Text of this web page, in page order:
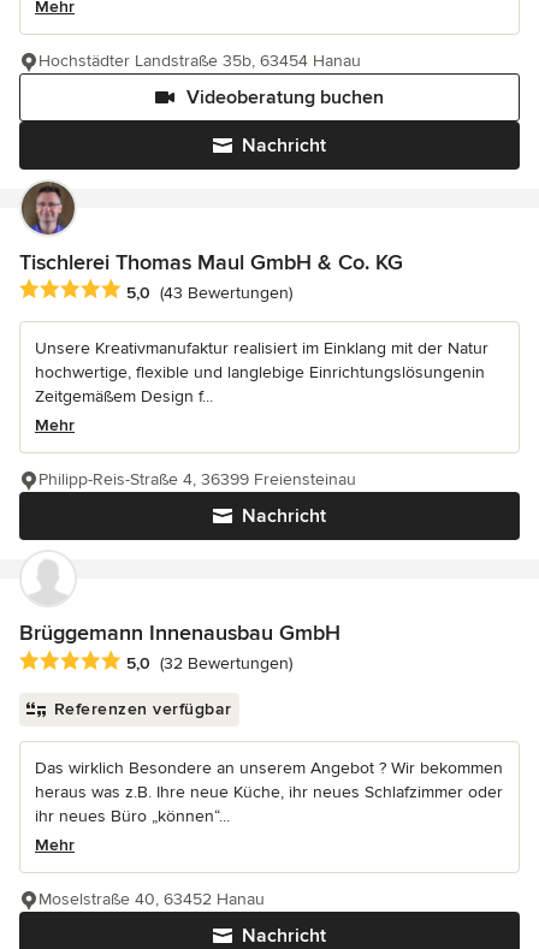
Mehr
Nachricht
Videoberatung buchen
Hochstädter Landstraße 35b, 63454 Hanau
Tischlerei Thomas Maul GmbH & Co. KG
Durchschnittliche Bewertung: 5 von 5 Sternen
5,0 (43 Bewertungen)
Unsere Kreativmanufaktur realisiert im Einklang mit der Natur
hochwertige, flexible und langlebige Einrichtungslösungenin
Zeitgemäßem Design f...
Mehr
Nachricht
Philipp-Reis-Straße 4, 36399 Freiensteinau
Brüggemann Innenausbau GmbH
Durchschnittliche Bewertung: 5 von 5 Sternen
5,0 (32 Bewertungen)
Referenzen verfügbar
Das wirklich Besondere an unserem Angebot ? Wir bekommen
heraus was z.B. Ihre neue Küche, ihr neues Schlafzimmer oder
ihr neues Büro „können“...
Mehr
Nachricht
Moselstraße 40, 63452 Hanau